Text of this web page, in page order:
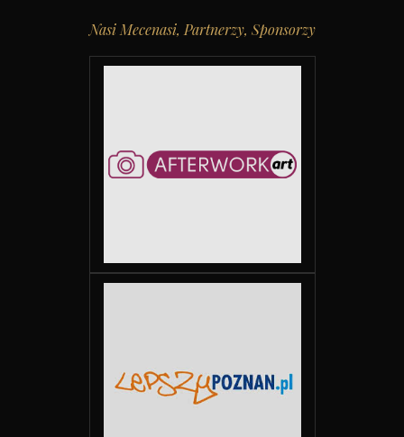
Nasi Mecenasi, Partnerzy, Sponsorzy